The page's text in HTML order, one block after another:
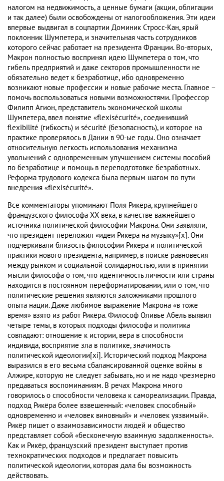
налогом на недвижимость, а ценные бумаги (акции, облигации
и так далее) были освобождены от налогообложения. Эти идеи
впервые выдвигал в соцпартии Доминик Стросс-Кан, ярый
поклонник Шумпетера, и значительная часть сотрудников
которого сейчас работает на президента Франции. Во-вторых,
Макрон полностью воспринял идею Шумпетера о том, что
гибель предприятий и даже секторов промышленности не
обязательно ведет к безработице, ибо одновременно
возникают новые профессии и новые рабочие места. Главное –
помочь воспользоваться новыми возможностями. Профессор
Филипп Агион, представитель экономической школы
Шумпетера, ввел понятие «flexisécurité», соединивший
flexibilité (гибкость) и sécurité (безопасность), и которое на
практике проверялось в Дании в 90-ые годы. Оно означает
относительную легкость использования механизма
увольнений с одновременным улучшением системы пособий
по безработице и помощь в переподготовке безработных.
Реформа трудового кодекса была первым шагом по пути
внедрения «flexisécurité».
Все комментаторы упоминают Поля Рикёра, крупнейшего
французского философа ХХ века, в качестве важнейшего
источника политической философии Макрона. Они заявляли,
что президент переложил «идеи Рикёра на музыку»[x]. Они
подчеркивали близость философии Рикёра и политической
практики нового президента, например, в поиске равновесия
между рынком и социальной солидарностью, или в принятии
мысли философа о том, что идентичность личности или страны
находится в постоянном переформатировании, или о том, что
политические решения являются заложниками прошлого
опыта нации. Даже любимое выражение Макрона «в тоже
время» взято из работ Рикёра. Философ Оливье Абель выявил
четыре темы, в которых подходы философа и политика
совпадают: отношение к истории, вера в способности
индивида, восприятие зла в политике, значимость
политической идеологии[xi]. Исторический подход Макрона
выразился в его весьма сбалансированной оценке войны в
Алжире, которую не следует забывать, но и не надо чрезмерно
предаваться воспоминаниям. В речах Макрона много
говорилось о способности человека к самореализации. Правда,
подход Рикёра более взвешенный: «человек способный»
одновременно и «человек виновный» и «человек уязвимый».
Рикёр пишет о взаимозависимости людей и общество
представляет собой «бесконечную взаимную задолженность».
Как и Рикёр, французский президент выступает против
технократических подходов и предлагает повысить
политической идеологии, которая дала бы возможность
действовать.